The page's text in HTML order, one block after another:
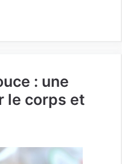
: une
le corps et